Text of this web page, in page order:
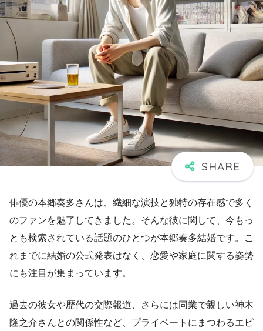
俳優の本郷奏多さんは、繊細な演技と独特の存在感で多く
のファンを魅了してきました。そんな彼に関して、今もっ
とも検索されている話題のひとつが本郷奏多結婚です。こ
れまでに結婚の公式発表はなく、恋愛や家庭に関する姿勢
にも注目が集まっています。
過去の彼女や歴代の交際報道、さらには同業で親しい神木
隆之介さんとの関係性など、プライベートにまつわるエピ